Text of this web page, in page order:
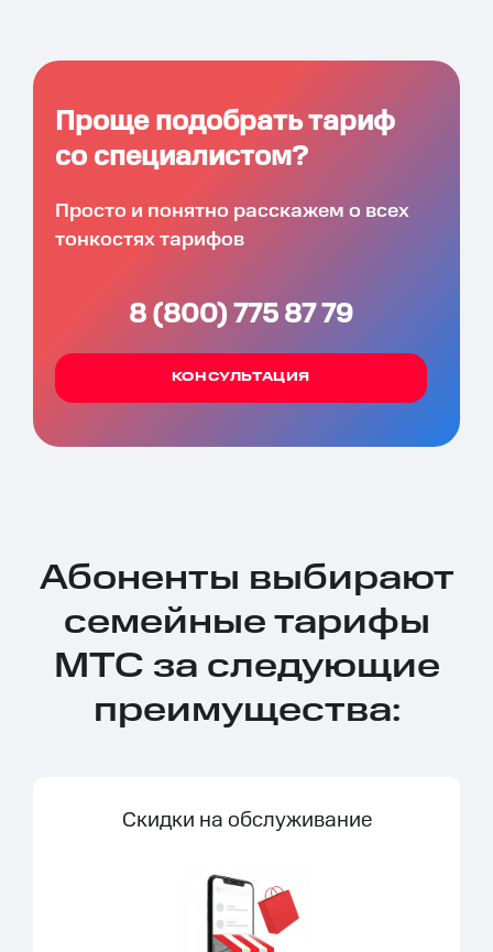
Проще подобрать тариф
со специалистом?
Просто и понятно расскажем о всех
тонкостях тарифов
8 (800) 775 87 79
КОНСУЛЬТАЦИЯ
Абоненты выбирают
семейные тарифы
МТС за следующие
преимущества:
Скидки на обслуживание